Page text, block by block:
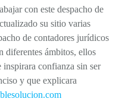
con este despacho de
su sitio varias
de contadores jurídicos
diferentes ámbitos, ellos
inspirara confianza sin ser
y que explicara